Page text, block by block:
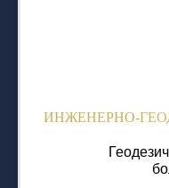
ИНЖЕНЕРНО-